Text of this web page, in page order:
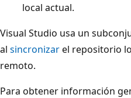
local actual.
Visual Studio usa un
al sincronizarel repositorio
remoto.
Para obtener información